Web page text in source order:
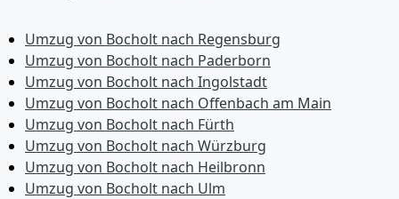
Umzug von Bocholt nach Regensburg
Umzug von Bocholt nach Paderborn
Umzug von Bocholt nach Ingolstadt
Umzug von Bocholt nach Offenbach am Main
Umzug von Bocholt nach Fürth
Umzug von Bocholt nach Würzburg
Umzug von Bocholt nach Heilbronn
Umzug von Bocholt nach Ulm